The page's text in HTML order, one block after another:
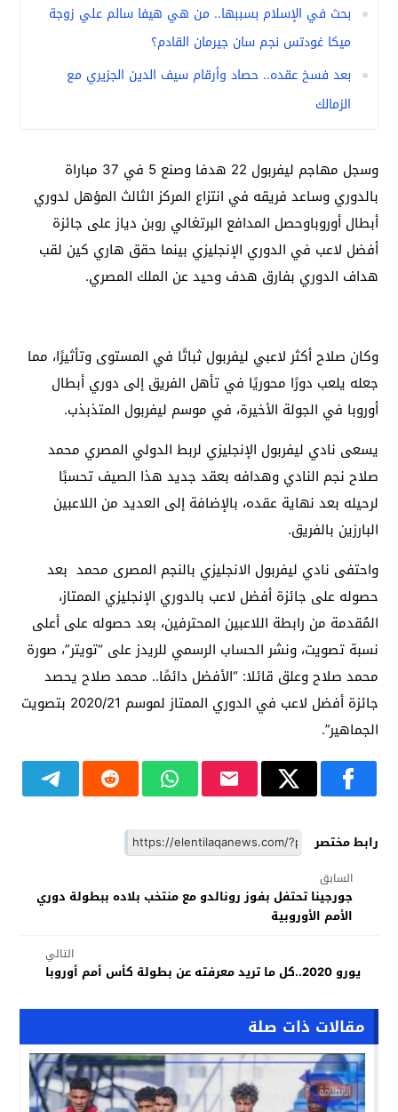
بحث في الإسلام بسببها.. من هي هيفا سالم علي زوجة
ميكا غودتس نجم سان جيرمان القادم؟
بعد فسخ عقده.. حصاد وأرقام سيف الدين الجزيري مع
الزمالك
وسجل مهاجم ليفربول 22 هدفا وصنع 5 في 37 مباراة
بالدوري وساعد فريقه في انتزاع المركز الثالث المؤهل لدوري
أبطال أوروباوحصل المدافع البرتغالي روبن دياز على جائزة
أفضل لاعب في الدوري الإنجليزي بينما حقق هاري كين لقب
هداف الدوري بفارق هدف وحيد عن الملك المصري.
وكان صلاح أكثر لاعبي ليفربول ثباتًا في المستوى وتأثيرًا، مما
جعله يلعب دورًا محوريًا في تأهل الفريق إلى دوري أبطال
أوروبا في الجولة الأخيرة، في موسم ليفربول المتذبذب.
يسعى نادي ليفربول الإنجليزي لربط الدولي المصري محمد
صلاح نجم النادي وهدافه بعقد جديد هذا الصيف تحسبًا
لرحيله بعد نهاية عقده، بالإضافة إلى العديد من اللاعبين
البارزين بالفريق.
واحتفى نادي ليفربول الانجليزي بالنجم المصرى محمد بعد
حصوله على جائزة أفضل لاعب بالدوري الإنجليزي الممتاز،
المُقدمة من رابطة اللاعبين المحترفين، بعد حصوله على أعلى
نسبة تصويت، ونشر الحساب الرسمي للريدز على “تويتر”، صورة
محمد صلاح وعلق قائلا: “الأفضل دائمًا.. محمد صلاح يحصد
جائزة أفضل لاعب في الدوري الممتاز لموسم 2020/21 بتصويت
الجماهير”.
رابط مختصر
السابق
جورجينا تحتفل بفوز رونالدو مع منتخب بلاده ببطولة دوري
الأمم الأوروبية
التالي
يورو 2020..كل ما تريد معرفته عن بطولة كأس أمم أوروبا
مقالات ذات صلة